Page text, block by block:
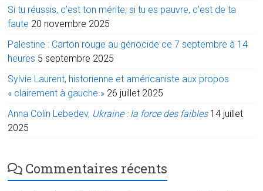
Si tu réussis, c’est ton mérite, si tu es pauvre, c’est de ta
faute 20 novembre 2025
Palestine : Carton rouge au génocide ce 7 septembre à 14
heures 5 septembre 2025
Sylvie Laurent, historienne et américaniste aux propos
« clairement à gauche » 26 juillet 2025
Anna Colin Lebedev, Ukraine : la force des faibles 14 juillet
2025
Commentaires récents